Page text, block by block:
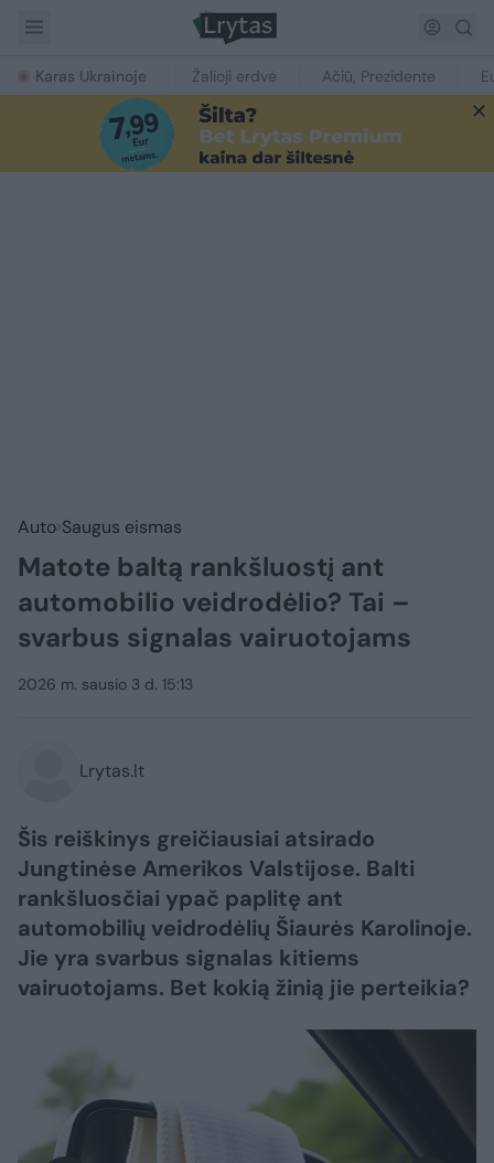
Karas Ukrainoje Žalioji erdvė Ačiū, Prezidente
Auto Saugus eismas
Matote baltą rankšluostį ant
automobilio veidrodėlio? Tai –
svarbus signalas vairuotojams
2026 m. sausio 3 d. 15:13
Lrytas.lt
Šis reiškinys greičiausiai atsirado
Jungtinėse Amerikos Valstijose. Balti
rankšluosčiai ypač paplitę ant
automobilių veidrodėlių Šiaurės Karolinoje.
Jie yra svarbus signalas kitiems
vairuotojams. Bet kokią žinią jie perteikia?